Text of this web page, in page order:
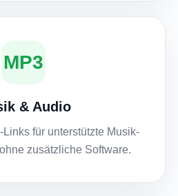
MP3
& Audio
für unterstützte Musik-
zusätzliche Software.